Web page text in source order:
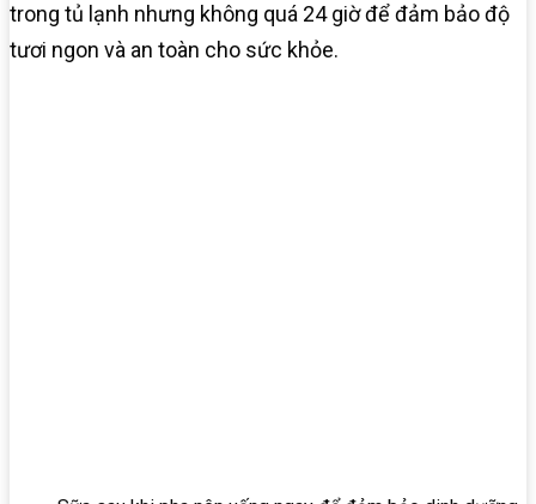
trong tủ lạnh nhưng không quá 24 giờ để đảm bảo độ
tươi ngon và an toàn cho sức khỏe.